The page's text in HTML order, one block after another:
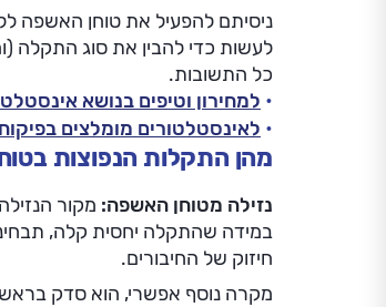
ניסיתם להפעיל את טוחן האשפה
לעשות כדי להבין את סוג התקלה
כל התשובות.
למחירון וטיפים בנושא
לאינסטלטורים מומלצים
מהן התקלות הנפוצות
נזילה מטוחן האשפה: מקור
במידה שהתקלה יחסית קלה,
חיזוק של החיבורים.
מקרה נוסף אפשרי, הוא סדק